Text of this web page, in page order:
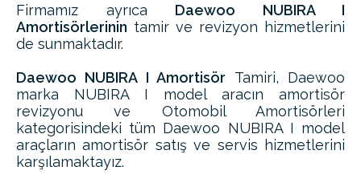
Firmamız ayrıca Daewoo NUBIRA I
Amortisörlerinin tamir ve revizyon hizmetlerini
de sunmaktadır.
Daewoo NUBIRA I Amortisör Tamiri, Daewoo
marka NUBIRA I model aracın amortisör
revizyonu ve Otomobil Amortisörleri
kategorisindeki tüm Daewoo NUBIRA I model
araçların amortisör satış ve servis hizmetlerini
karşılamaktayız.